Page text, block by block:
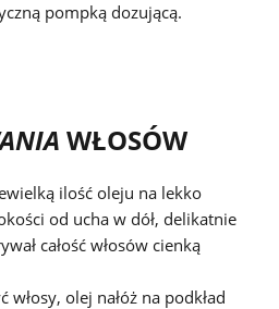
pompką dozującą.
WŁOSÓW
ilość oleju na lekko
od ucha w dół, delikatnie
całość włosów cienką
olej nałóż na podkład